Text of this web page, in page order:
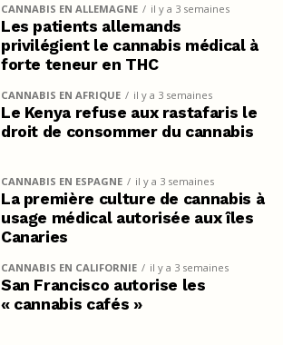
CANNABIS EN ALLEMAGNE il y a 3 semaines
Les patients allemands
privilégient le cannabis médical à
forte teneur en THC
CANNABIS EN AFRIQUE il y a 3 semaines
Le Kenya refuse aux rastafaris le
droit de consommer du cannabis
CANNABIS EN ESPAGNE il y a 3 semaines
La première culture de cannabis à
usage médical autorisée aux îles
Canaries
CANNABIS EN CALIFORNIE il y a 3 semaines
San Francisco autorise les
« cannabis cafés »